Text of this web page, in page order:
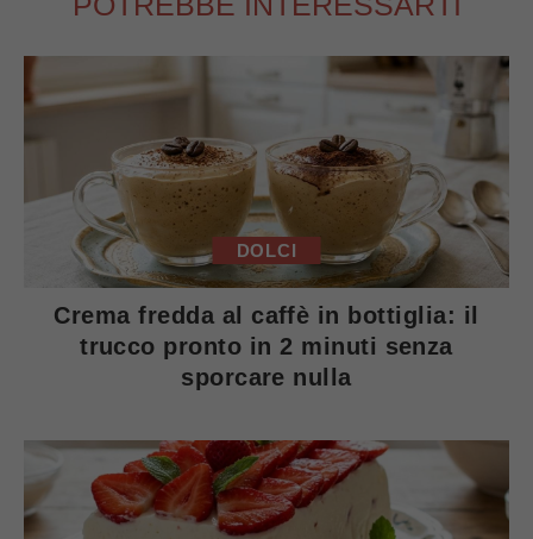
DOLCI
Crema fredda al caffè in bottiglia: il
trucco pronto in 2 minuti senza
sporcare nulla